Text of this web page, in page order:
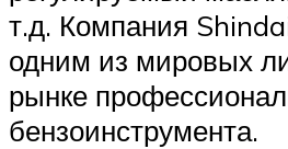
т.д. Компания
одним из мировых
рынке
бензоинструмента.